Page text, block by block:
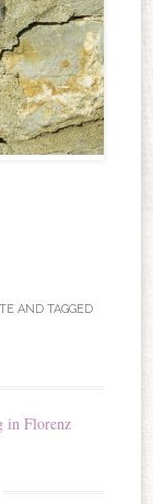
AND TAGGED
in Florenz